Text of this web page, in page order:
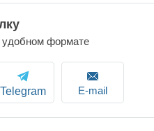
удобном формате
Telegram E-mail